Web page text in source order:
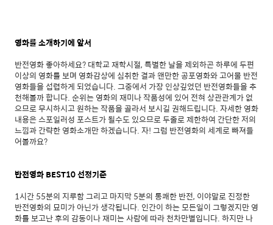
영화를 소개하기에 앞서
반전영화 좋아하세요? 대학교 재학시절, 특별한 날을 제외하곤 하루에 두편
이상의 영화를 보며 영화감상에 심취한 결과 왠만한 공포영화와 고어물 반전
영화들을 섭렵하게 되었습니다. 그중에서 가장 인상깊었던 반전영화들을 추
천해볼까 합니다. 순위는 영화의 재미나 작품성에 있어 전혀 상관관계가 없
으므로 무시하시고 원하는 작품을 골라서 보시길 권해드립니다. 자세한 영화
내용은 스포일러성 포스트가 될수도 있으므로 두줄로 제한하여 간단한 저의
느낌과 간략한 영화소개만 하겠습니다. 자! 그럼 반전영화의 세계로 빠져들
어볼까요?
반전영화 BEST10 선정기준
1시간 55분의 지루함 그리고 마지막 5분의 통쾌한 반전, 이야말로 진정한
반전영화의 묘미가 아닌가 생각됩니다. 인간이 하는 모든일이 그렇겠지만 영
화를 보고난 후의 감동이나 재미는 사람에 따라 천차만별입니다. 하지만 나